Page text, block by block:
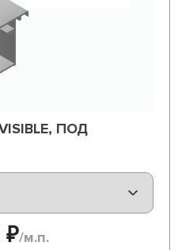
ПОД
₽/м.п.